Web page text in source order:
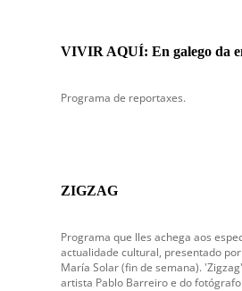
VIVIR AQUÍ: En galego da
Programa de reportaxes.
ZIGZAG
Programa que lles achega aos
actualidade cultural, presentado
María Solar (fin de semana).
artista Pablo Barreiro e do fotógrafo